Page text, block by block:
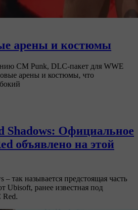
арены и костюмы
CM Punk, DLC-пакет для WWE
арены и костюмы, что
Shadows: Официальное
объявлено на этой
– так называется предстоящая часть
Ubisoft, ранее известная под
Red.